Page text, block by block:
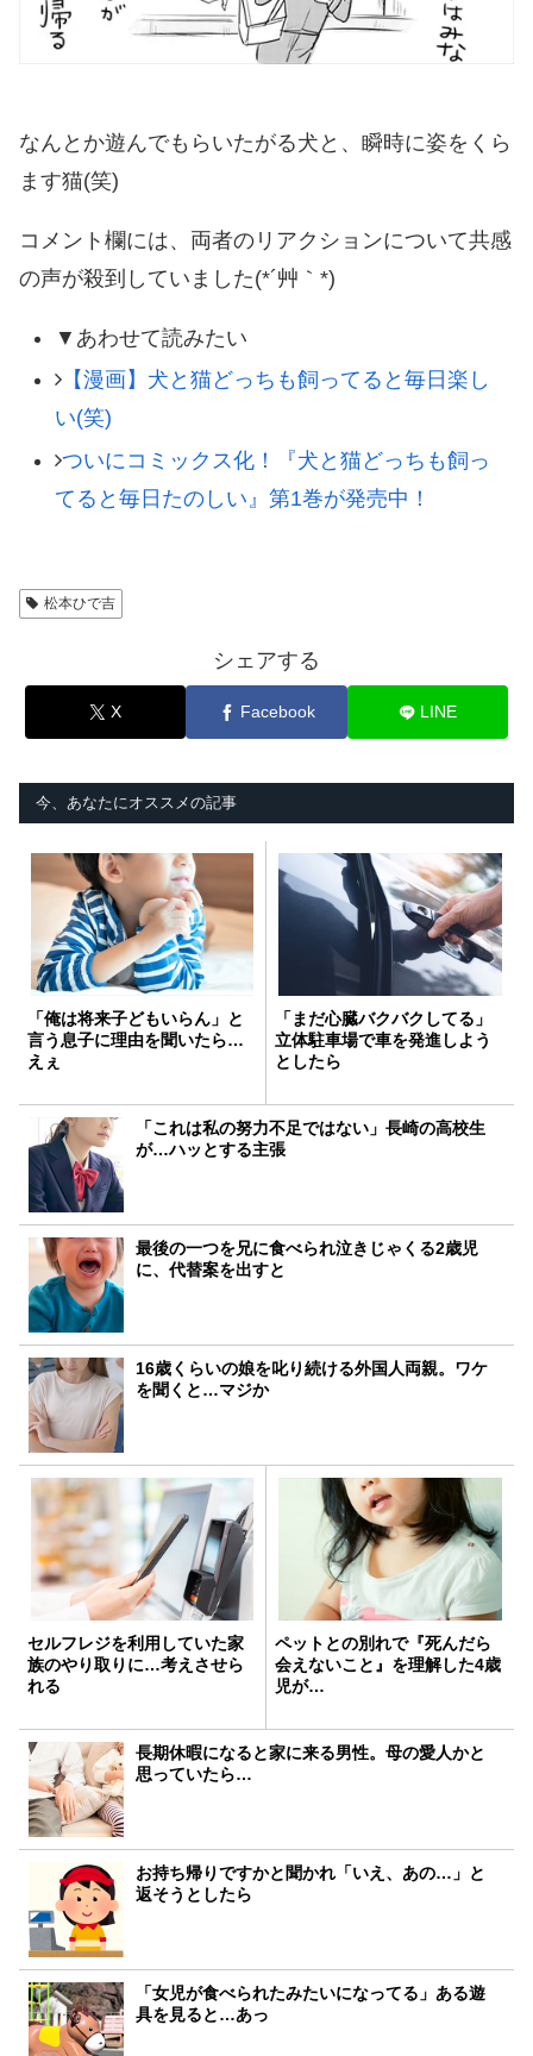
なんとか遊んでもらいたがる犬と、瞬時に姿をくら
ます猫(笑)
コメント欄には、両者のリアクションについて共感
の声が殺到していました(*´艸｀*)
▼あわせて読みたい
【漫画】犬と猫どっちも飼ってると毎日楽し
い(笑)
ついにコミックス化！『犬と猫どっちも飼っ
てると毎日たのしい』第1巻が発売中！
松本ひで吉
シェアする
X Facebook LINE
今、あなたにオススメの記事
「俺は将来子どもいらん」と
言う息子に理由を聞いたら…
えぇ
「まだ心臓バクバクしてる」
立体駐車場で車を発進しよう
としたら
「これは私の努力不足ではない」長崎の高校生
が…ハッとする主張
最後の一つを兄に食べられ泣きじゃくる2歳児
に、代替案を出すと
16歳くらいの娘を叱り続ける外国人両親。ワケ
を聞くと…マジか
セルフレジを利用していた家
族のやり取りに…考えさせら
れる
ペットとの別れで『死んだら
会えないこと』を理解した4歳
児が…
長期休暇になると家に来る男性。母の愛人かと
思っていたら…
お持ち帰りですかと聞かれ「いえ、あの…」と
返そうとしたら
「女児が食べられたみたいになってる」ある遊
具を見ると…あっ